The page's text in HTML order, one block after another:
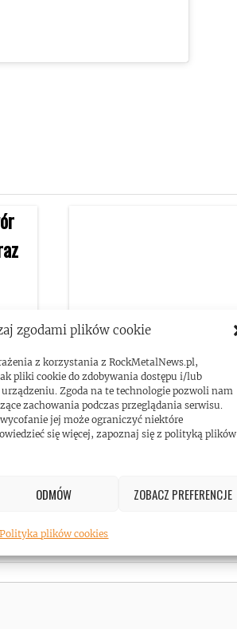
zgodami plików cookie
z korzystania z RockMetalNews.pl,
pliki cookie do zdobywania dostępu i/lub
Zgoda na te technologie pozwoli nam
zachowania podczas przeglądania serwisu.
jej może ograniczyć niektóre
się więcej, zapoznaj się z polityką plików
ODMÓW ZOBACZ PREFERENCJE
Polityka plików cookies
Dave Ellefson o nowym
albumie Megadeth!